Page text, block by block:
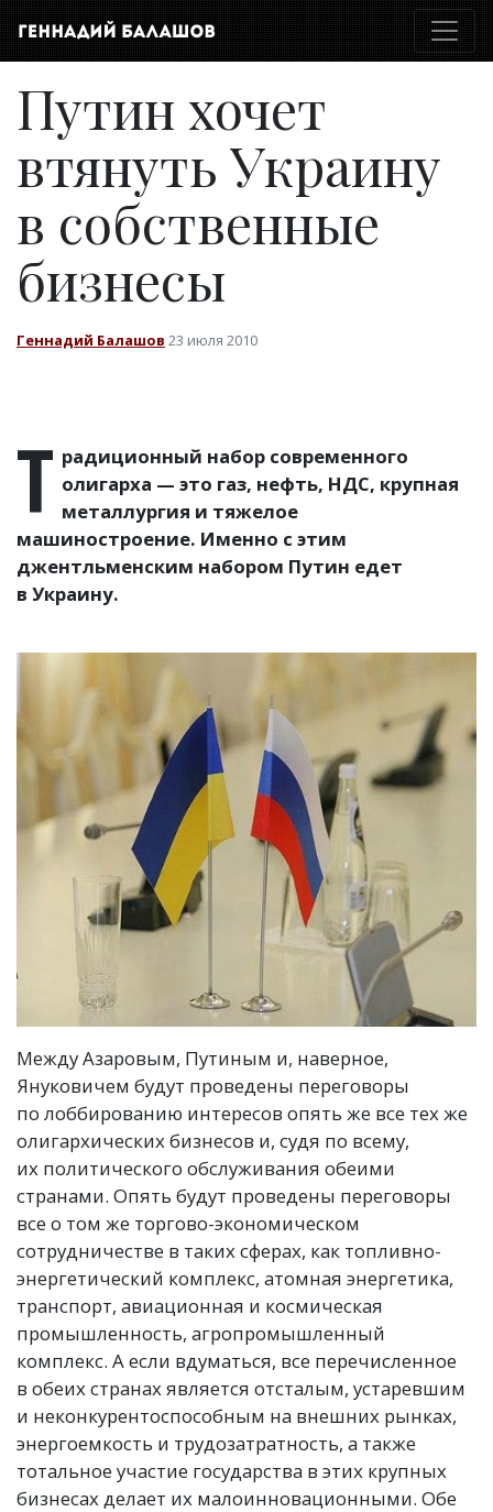
Путин хочет
втянуть Украину
в собственные
бизнесы
Геннадий Балашов 23 июля 2010
Т радиционный набор современного
олигарха — это газ, нефть, НДС, крупная
металлургия и тяжелое
машиностроение. Именно с этим
джентльменским набором Путин едет
в Украину.
Между Азаровым, Путиным и, наверное,
Януковичем будут проведены переговоры
по лоббированию интересов опять же все тех же
олигархических бизнесов и, судя по всему,
их политического обслуживания обеими
странами. Опять будут проведены переговоры
все о том же торгово-экономическом
сотрудничестве в таких сферах, как топливно-
энергетический комплекс, атомная энергетика,
транспорт, авиационная и космическая
промышленность, агропромышленный
комплекс. А если вдуматься, все перечисленное
в обеих странах является отсталым, устаревшим
и неконкурентоспособным на внешних рынках,
энергоемкость и трудозатратность, а также
тотальное участие государства в этих крупных
бизнесах делает их малоинновационными. Обе